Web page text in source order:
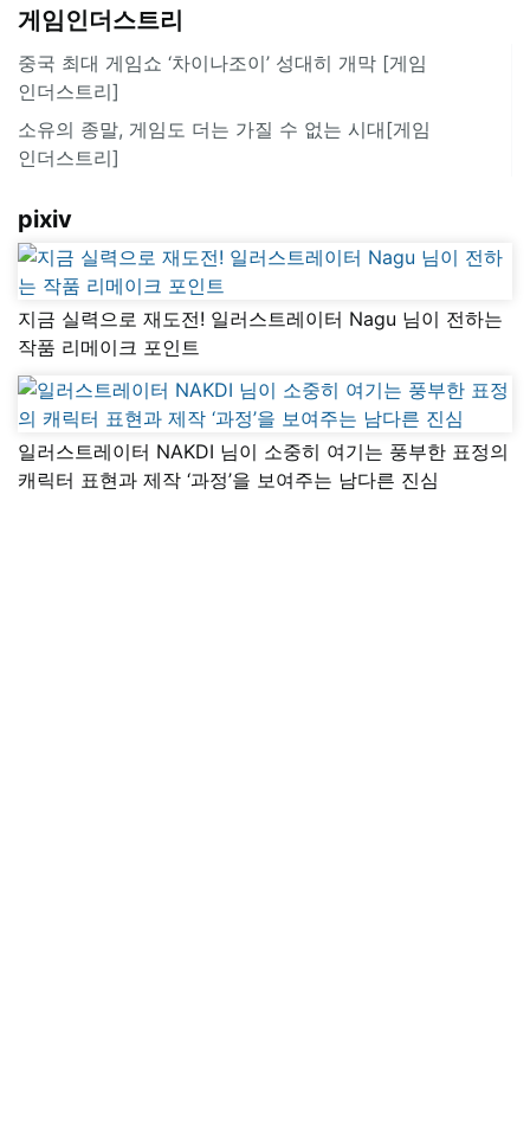
게임인더스트리
중국 최대 게임쇼 ‘차이나조이’ 성대히 개막 [게임
인더스트리]
소유의 종말, 게임도 더는 가질 수 없는 시대[게임
인더스트리]
pixiv
지금 실력으로 재도전! 일러스트레이터 Nagu 님이 전하는
작품 리메이크 포인트
일러스트레이터 NAKDI 님이 소중히 여기는 풍부한 표정의
캐릭터 표현과 제작 ‘과정’을 보여주는 남다른 진심